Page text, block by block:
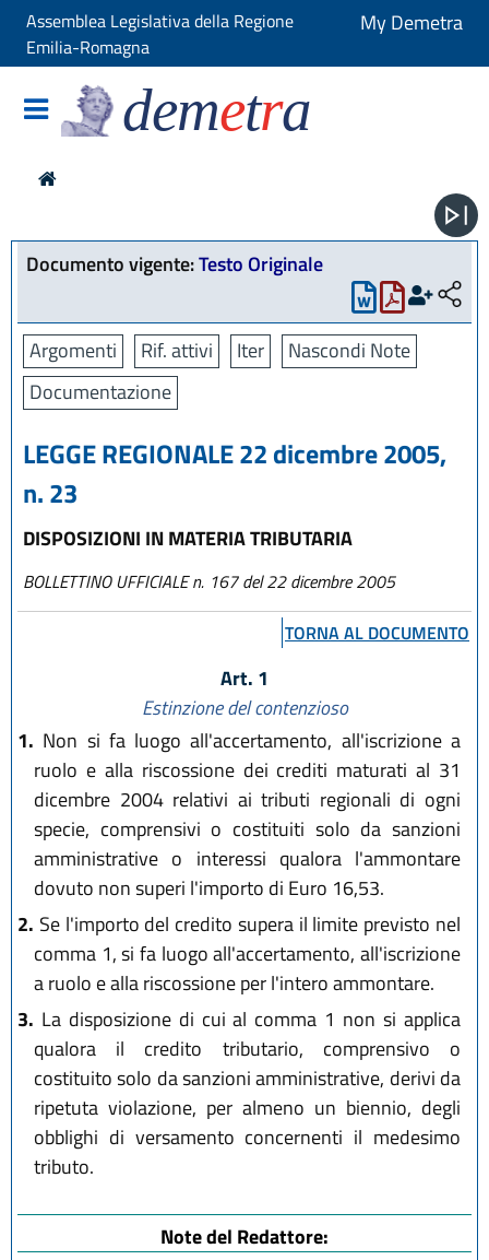
Assemblea Legislativa della Regione
Emilia-Romagna
My Demetra
demetra
Documento vigente:Testo Originale
Argomenti Rif. attivi Iter
Nascondi Note
Documentazione
LEGGE REGIONALE 22 dicembre 2005,
n. 23
DISPOSIZIONI IN MATERIA TRIBUTARIA
BOLLETTINO UFFICIALE n. 167 del 22 dicembre 2005
TORNA AL DOCUMENTO
Art. 1
Estinzione del contenzioso
1. Non si fa luogo all'accertamento, all'iscrizione a
ruolo e alla riscossione dei crediti maturati al 31
dicembre 2004 relativi ai tributi regionali di ogni
specie, comprensivi o costituiti solo da sanzioni
amministrative o interessi qualora l'ammontare
dovuto non superi l'importo di Euro 16,53.
2. Se l'importo del credito supera il limite previsto nel
comma 1, si fa luogo all'accertamento, all'iscrizione
a ruolo e alla riscossione per l'intero ammontare.
3. La disposizione di cui al comma 1 non si applica
qualora il credito tributario, comprensivo o
costituito solo da sanzioni amministrative, derivi da
ripetuta violazione, per almeno un biennio, degli
obblighi di versamento concernenti il medesimo
tributo.
Note del Redattore: